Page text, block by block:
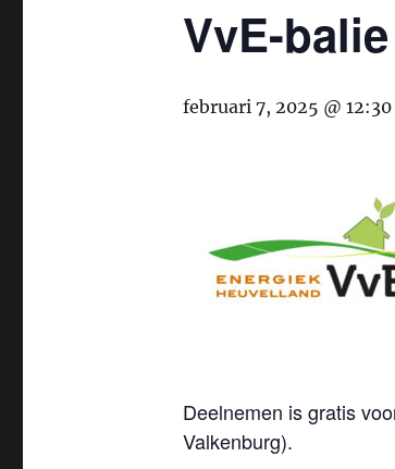
VvE-
februari 7, 2025 @ 12:30
Deelnemen is gratis
Valkenburg).